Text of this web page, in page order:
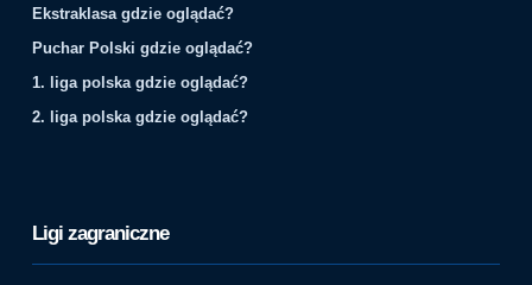
Ekstraklasa gdzie oglądać?
Puchar Polski gdzie oglądać?
1. liga polska gdzie oglądać?
2. liga polska gdzie oglądać?
Ligi zagraniczne